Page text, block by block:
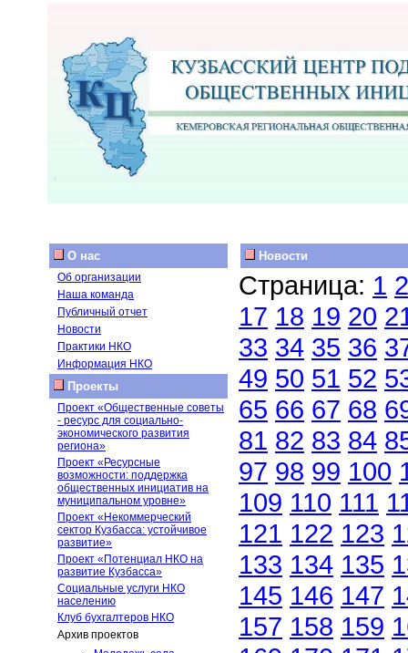
О нас
Об организации
Наша команда
Публичный отчет
Новости
Практики НКО
Информация НКО
Проекты
Проект «Общественные советы
- ресурс для социально-
экономического развития
региона»
Проект «Ресурсные
возможности: поддержка
общественных инициатив на
муниципальном уровне»
Проект «Некоммерческий
сектор Кузбасса: устойчивое
развитие»
Проект «Потенциал НКО на
развитие Кузбасса»
Социальные услуги НКО
населению
Клуб бухгалтеров НКО
Архив проектов
Новости
Страница: 1 2
17 18 19 20
33 34 35 36
49 50 51 52
65 66 67 68
81 82 83 84
97 98 99 100
109 110 111
121 122 123
133 134 135
145 146 147
157 158 159